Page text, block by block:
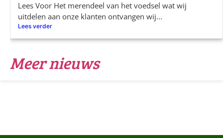
Lees Voor Het merendeel van het voedsel wat wij
uitdelen aan onze klanten ontvangen wij...
Lees verder
Meer nieuws